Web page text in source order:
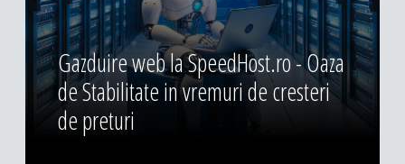
Gazduire web la SpeedHost.ro - Oaza
de Stabilitate in vremuri de cresteri
de preturi